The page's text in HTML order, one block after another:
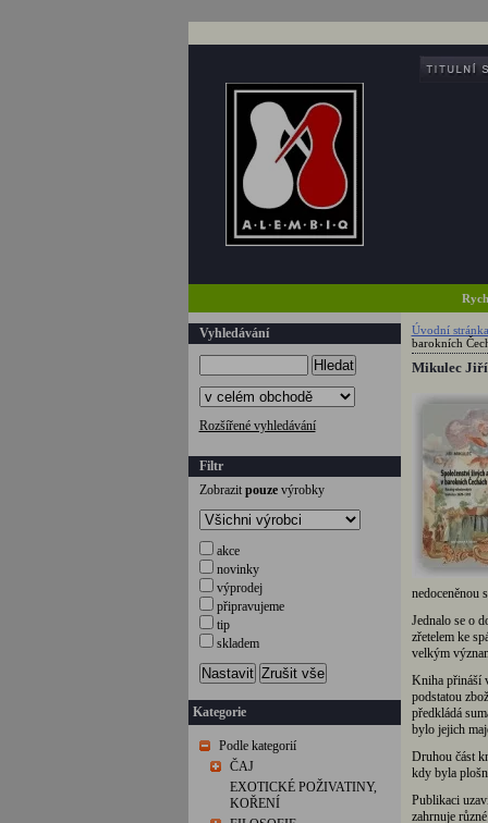
Vyhledávání
Hledat
Rozšířené vyhledávání
Filtr
Zobrazit pouzevýrobky
akce
novinky
výprodej
připravujeme
tip
skladem
Nastavit Zrušit vše
Kategorie
Podle kategorií
ČAJ
EXOTICKÉ POŽIVATINY,
KOŘENÍ
Úvodní stránka
barokních
Mikulec
nedoceněnou
Jednalo se o
zřetelem ke
velkým
Kniha přináší
podstatou
předkládá
bylo jejich
Druhou část
kdy byla
Publikaci
zahrnuje